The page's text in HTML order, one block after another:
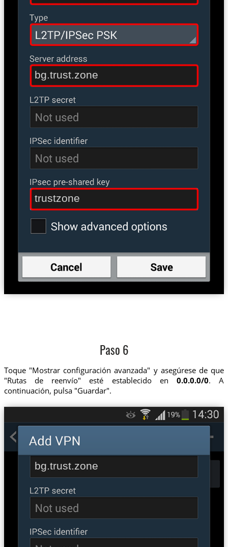
bg.trust.zone
trustzone
Paso 6
Toque "Mostrar configuración avanzada" y asegúrese de que
"Rutas de reenvío" esté establecido en0.0.0.0/0. A
continuación, pulsa "Guardar".
bg.trust.zone